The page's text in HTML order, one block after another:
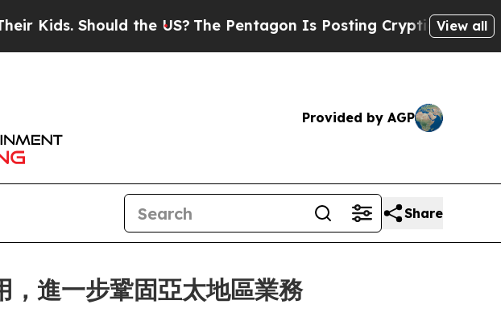
Should the US?The Pentagon Is Posting Cryptic BiblicalView all
Provided by AGP
Share
進一步鞏固亞太地區業務